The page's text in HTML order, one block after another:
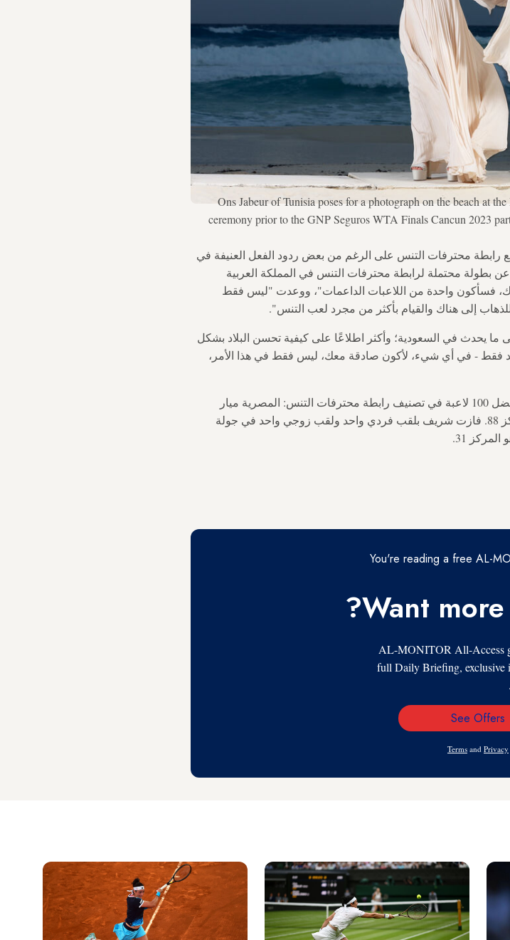
Ons Jabeur of Tunisia poses for a photograph on the beach at
ceremony prior to the GNP Seguros WTA Finals Cancun 2023
رابطة محترفات التنس على الرغم من بعض ردود الفعل العنيفة في
فرانس برس عن بطولة محتملة لرابطة محترفات التنس في المملكة العربية
فسأكون واحدة من اللاعبات الداعمات"، ووعدت "ليس فقط
إلى هناك والقيام بأكثر من مجرد لعب التنس".
يحدث في السعودية؛ وأكثر اطلاعًا على كيفية تحسن البلاد بشكل
فقط - في أي شيء، لأكون صادقة معك، ليس فقط في هذا الأمر،
وبغياب جابر، تبقى لاعبة تنس عربية واحدة فقط ضمن أفضل 100 لاعبة في تصنيف رابطة محترفات التنس: المصرية ميار
شريف، البالغة من العمر 28 عامًا، والتي تحتل حاليًا المركز 88. فازت شريف بلقب فردي واحد ولقب زوجي واحد في جولة
31.
You're reading a free AL-
Want more
AL-MONITOR All-Access
full Daily Briefing, exclusive
Email
See Offers
Terms and Privacy